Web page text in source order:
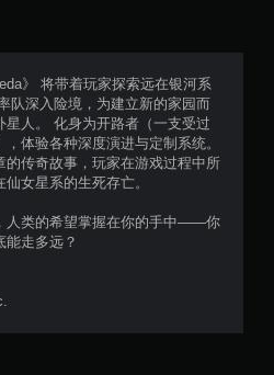
5
颗
星
2
》 将带着玩家探索远在银河系
队深入险境，为建立新的家园而
人。 化身为开路者（一支受过
体验各种深度演进与定制系统。
的传奇故事，玩家在游戏过程中所
女星系的生死存亡。
人类的希望掌握在你的手中——你
走多远？